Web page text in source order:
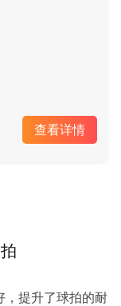
查看详情
，提升了球拍的耐